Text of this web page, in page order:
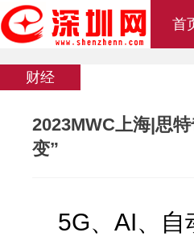
首
财经
2023MWC上海|思
变”
5G、AI、自